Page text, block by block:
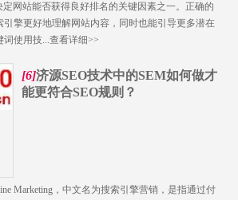
定网站能否获得良好排名的关键因素之一。正确的
引擎更好地理解网站内容，同时也能引导更多潜在
词使用技...查看详细>>
[6]济源SEO技术中的SEM如何做才
能更符合SEO规则？
Marketing，中文名为搜索引擎营销，是指通过付